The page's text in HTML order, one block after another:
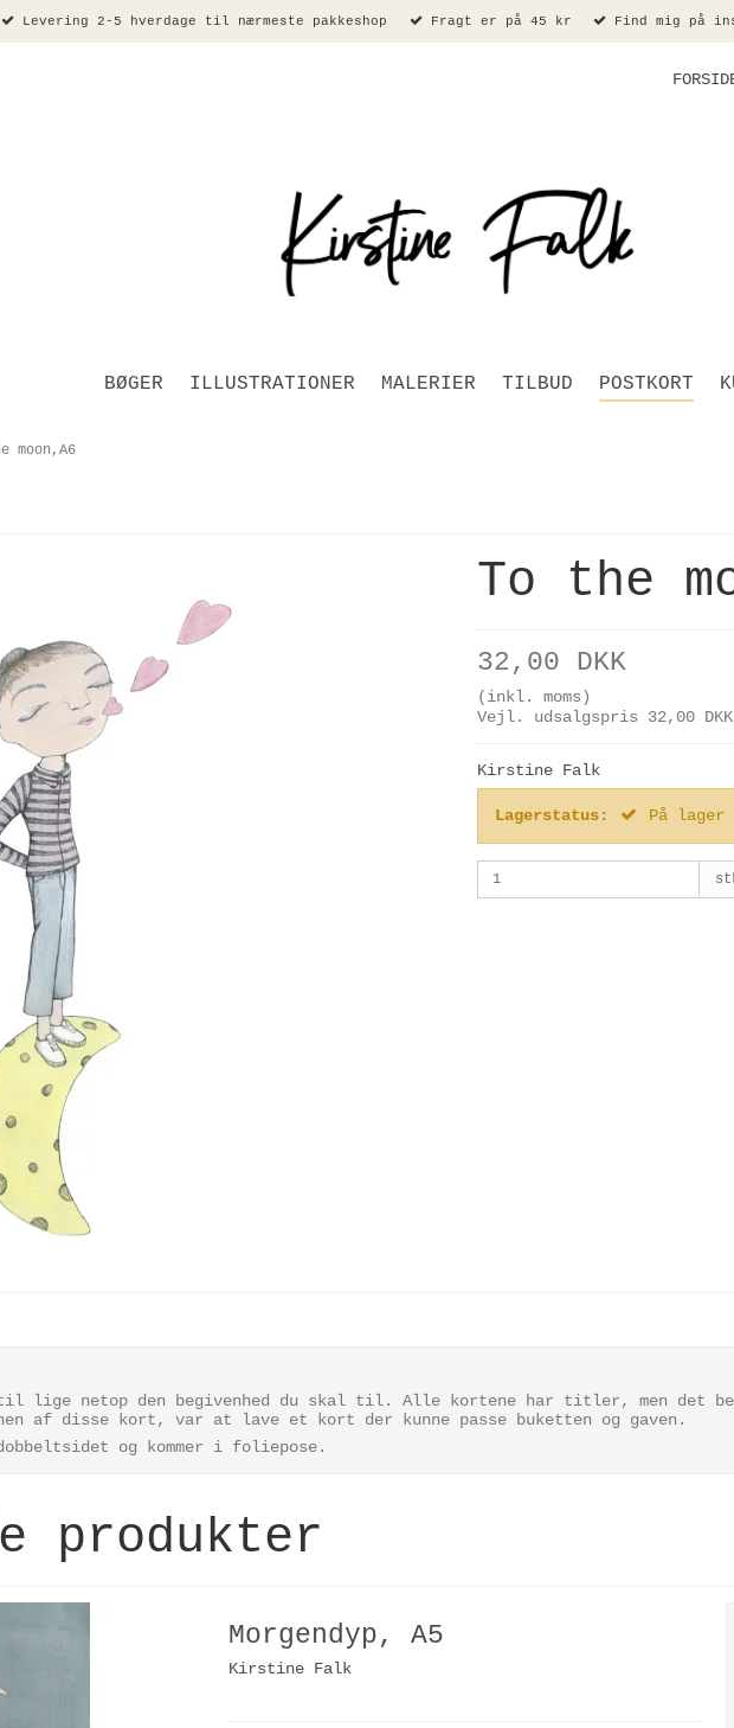
Levering 2-5 hverdage til nærmeste pakkeshop Fragt er på 45 kr Find mig på
BØGER ILLUSTRATIONER MALERIER TILBUD POSTKORT
moon,A6
To the
32,00 DKK
(inkl. moms)
Vejl. udsalgspris 32,00 DKK
Kirstine Falk
Lagerstatus: På lager
lige netop den begivenhed du skal til. Alle kortene har titler, men det
af disse kort, var at lave et kort der kunne passe buketten og gaven.
og kommer i foliepose.
produkter
Morgendyp, A5
Kirstine Falk